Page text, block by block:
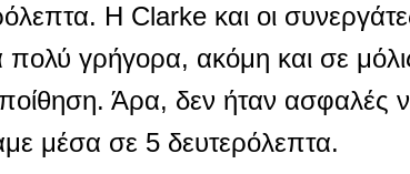
Η Clarke και οι
γρήγορα, ακόμη και σε
Άρα, δεν ήταν ασφαλές
μέσα σε 5 δευτερόλεπτα.